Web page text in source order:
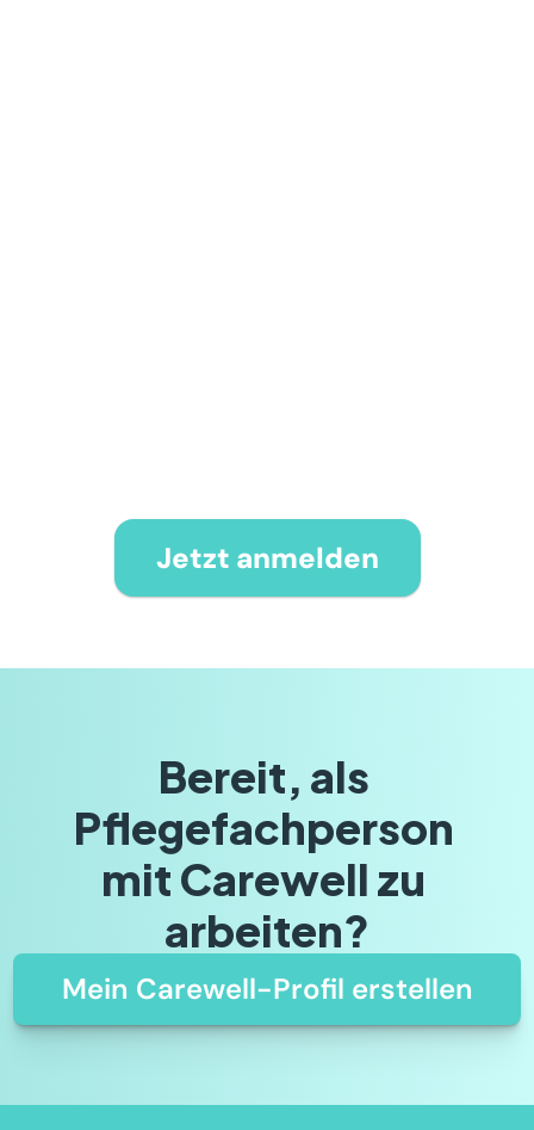
Jetzt anmelden
Bereit, als
Pflegefachperson
mit Carewell zu
arbeiten?
Mein Carewell-Profil erstellen